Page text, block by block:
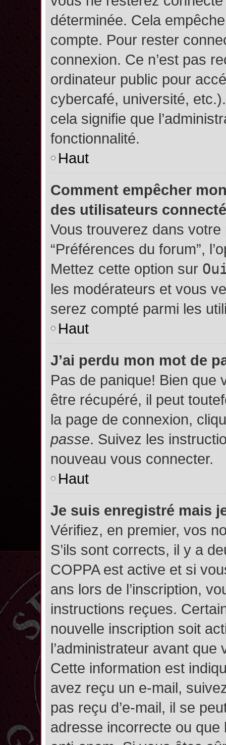
déterminée. Cela
compte. Pour rester
connexion. Ce n’est pas
ordinateur public pour
cybercafé, université,
cela signifie que
fonctionnalité.
Haut
Comment empêcher
des utilisateurs
Vous trouverez dans votre
“Préférences du forum”,
Mettez cette option sur
les modérateurs et vous
serez compté parmi les
Haut
J’ai perdu mon mot de
Pas de panique! Bien que
être récupéré, il peut
la page de connexion,
passe. Suivez les
nouveau vous connecter.
Haut
Je suis enregistré mais
Vérifiez, en premier, vos
S’ils sont corrects, il y a
COPPA est active et si
ans lors de l’inscription,
instructions reçues.
nouvelle inscription soit
l’administrateur avant
Cette information est
avez reçu un e-mail,
pas reçu d’e-mail, il se
adresse incorrecte ou que